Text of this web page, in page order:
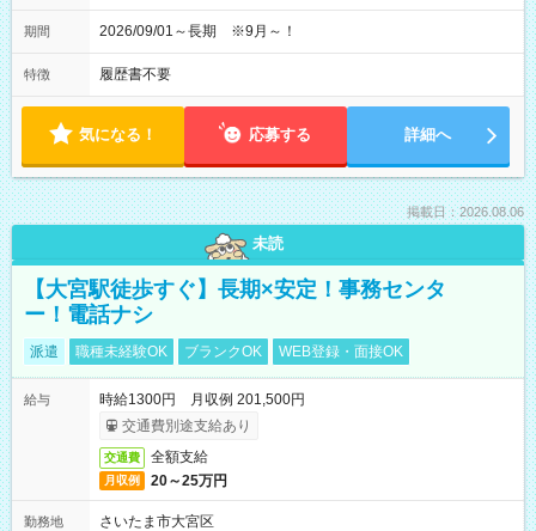
期間 2026/09/01～長期 ※9月～！
特徴 履歴書不要
気になる！ 応募する 詳細へ
掲載日：2026.08.06
未読
【大宮駅徒歩すぐ】長期×安定！事務センタ
ー！電話ナシ
派遣 職種未経験OK ブランクOK WEB登録・面接OK
給与
時給1300円 月収例 201,500円
交通費別途支給あり
交通費 全額支給
月収例 20～25万円
勤務地
さいたま市大宮区